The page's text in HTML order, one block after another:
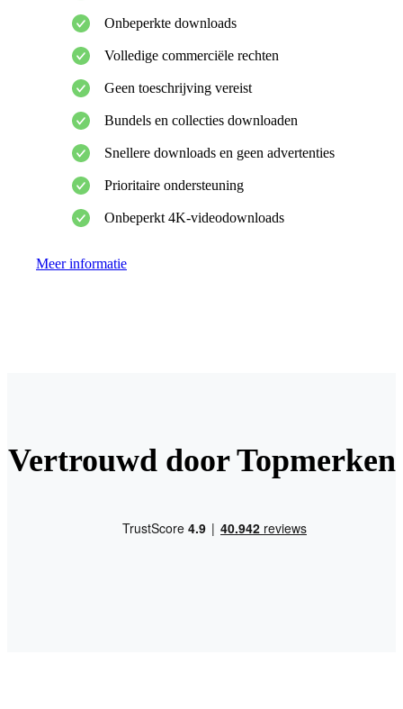
Onbeperkte downloads
Volledige commerciële rechten
Geen toeschrijving vereist
Bundels en collecties downloaden
Snellere downloads en geen advertenties
Prioritaire ondersteuning
Onbeperkt 4K-videodownloads
Meer informatie
Vertrouwd door Topmerken